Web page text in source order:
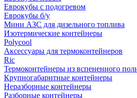
Еврокубы с подогревом
Еврокубы б/у
Мини АЗС для дизельного топлива
Изотермические контейнеры
Polycool
Аксессуары для термоконтейнеров
Ric
Термоконтейнеры из вспененного
Крупногабаритные контейнеры
Неразборные контейнеры
Разборные контейнеры